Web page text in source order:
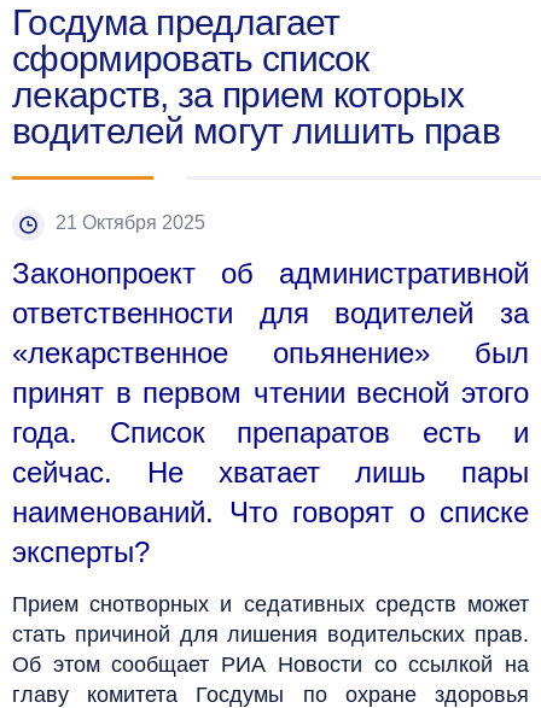
Госдума предлагает
сформировать список
лекарств, за прием которых
водителей могут лишить прав
21 Октября 2025
Законопроект об административной
ответственности для водителей за
«лекарственное опьянение» был
принят в первом чтении весной этого
года. Список препаратов есть и
сейчас. Не хватает лишь пары
наименований. Что говорят о списке
эксперты?
Прием снотворных и седативных средств может
стать причиной для лишения водительских прав.
Об этом сообщает РИА Новости со ссылкой на
главу комитета Госдумы по охране здоровья